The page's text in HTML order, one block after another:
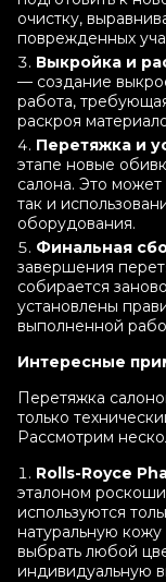
очистку,
поврежденных
Выкройка и
— создание
работа,
раскроя
Перетяжка и
этапе новые
салона. Это
так и
оборудования.
Финальная
завершения
собирается
установлены
выполненной
Интересные
Перетяжка
только
Рассмотрим
Rolls-Royce
эталоном
используются
натуральную
выбрать любой
индивидуальную